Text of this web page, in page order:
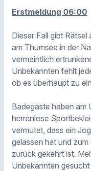
Erstmeldung 06:00
Dieser Fall gibt
am Thumsee in der
vermeintlich
Unbekannten fehlt
ob es überhaupt zu
Badegäste haben am
herrenlose
vermutet, dass ein
gelassen hat und
zurück gekehrt ist.
Unbekannten